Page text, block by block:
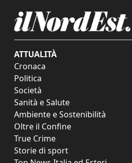
ATTUALITÀ
Cronaca
Politica
Società
Sanità e Salute
Ambiente e Sostenibilità
Oltre il Confine
True Crime
Storie di sport